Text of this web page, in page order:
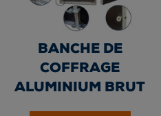
BANCHE DE
COFFRAGE
ALUMINIUM BRUT